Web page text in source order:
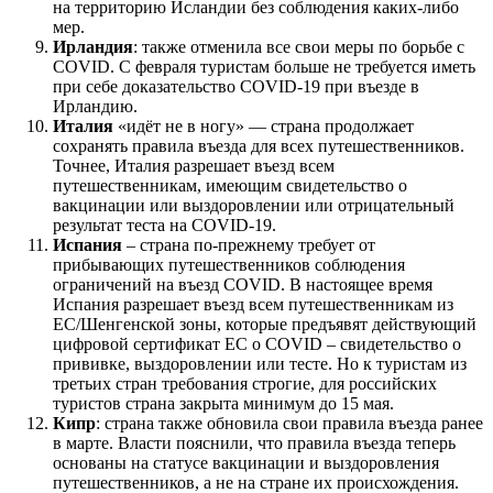
на территорию Исландии без соблюдения каких-либо
мер.
Ирландия: также отменила все свои меры по борьбе с
COVID. С февраля туристам больше не требуется иметь
при себе доказательство COVID-19 при въезде в
Ирландию.
Италия «идёт не в ногу» — страна продолжает
сохранять правила въезда для всех путешественников.
Точнее, Италия разрешает въезд всем
путешественникам, имеющим свидетельство о
вакцинации или выздоровлении или отрицательный
результат теста на COVID-19.
Испания – страна по-прежнему требует от
прибывающих путешественников соблюдения
ограничений на въезд COVID. В настоящее время
Испания разрешает въезд всем путешественникам из
ЕС/Шенгенской зоны, которые предъявят действующий
цифровой сертификат ЕС о COVID – свидетельство о
прививке, выздоровлении или тесте. Но к туристам из
третьих стран требования строгие, для российских
туристов страна закрыта минимум до 15 мая.
Кипр: страна также обновила свои правила въезда ранее
в марте. Власти пояснили, что правила въезда теперь
основаны на статусе вакцинации и выздоровления
путешественников, а не на стране их происхождения.